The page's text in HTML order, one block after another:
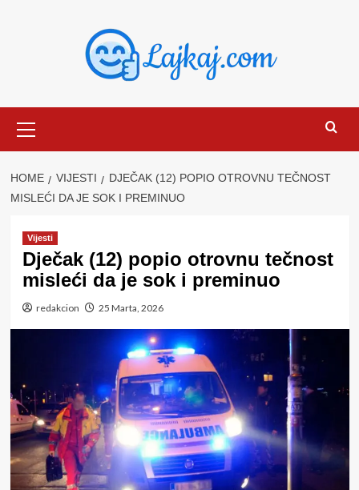
Menu
HOME VIJESTI
DJEČAK (12) POPIO OTROVNU TEČNOST
MISLEĆI DA JE SOK I PREMINUO
Vijesti
Dječak (12) popio otrovnu tečnost
misleći da je sok i preminuo
redakcion 25 Marta, 2026